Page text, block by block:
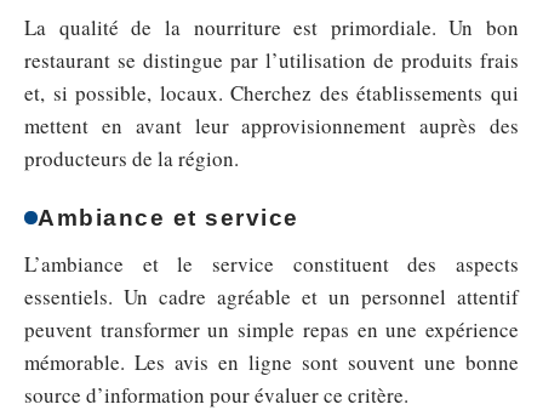
La qualité de la nourriture est primordiale. Un bon
restaurant se distingue par l’utilisation de produits frais
et, si possible, locaux. Cherchez des établissements qui
mettent en avant leur approvisionnement auprès des
producteurs de la région.
Ambiance et service
L’ambiance et le service constituent des aspects
essentiels. Un cadre agréable et un personnel attentif
peuvent transformer un simple repas en une expérience
mémorable. Les avis en ligne sont souvent une bonne
source d’information pour évaluer ce critère.